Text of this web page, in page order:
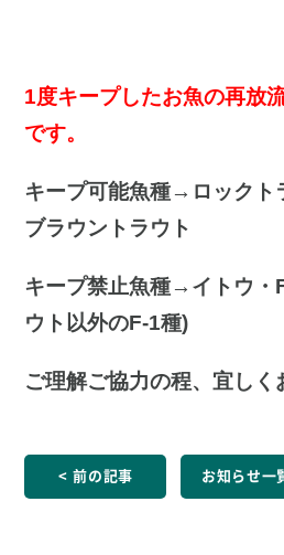
1度キープしたお魚の再放
です。
キープ可能魚種→ロックト
ブラウントラウト
キープ禁止魚種→イトウ・
ウト以外のF-1種)
ご理解ご協力の程、宜しく
前の記事 お知らせ一